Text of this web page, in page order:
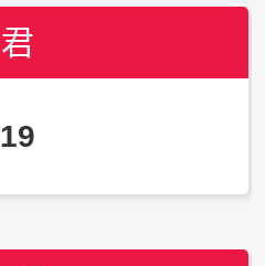
君
19
君
18
君
19